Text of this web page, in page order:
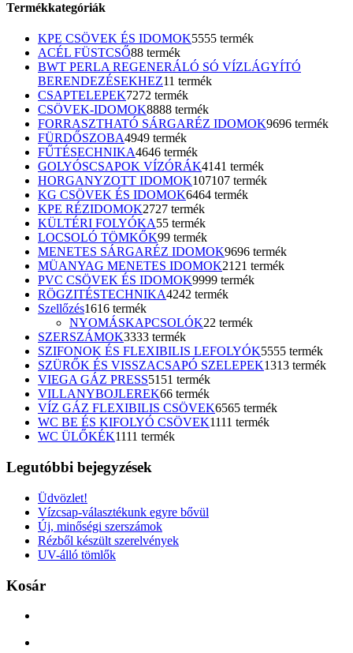
Termékkategóriák
KPE CSÖVEK ÉS IDOMOK5555 termék
ACÉL FÜSTCSŐ88 termék
BWT PERLA REGENERÁLÓ SÓ VÍZLÁGYÍTÓ
BERENDEZÉSEKHEZ11 termék
CSAPTELEPEK7272 termék
CSÖVEK-IDOMOK8888 termék
FORRASZTHATÓ SÁRGARÉZ IDOMOK9696 termék
FÜRDŐSZOBA4949 termék
FŰTÉSECHNIKA4646 termék
GOLYÓSCSAPOK VÍZÓRÁK4141 termék
HORGANYZOTT IDOMOK107107 termék
KG CSÖVEK ÉS IDOMOK6464 termék
KPE RÉZIDOMOK2727 termék
KÜLTÉRI FOLYÓKA55 termék
LOCSOLÓ TÖMKŐK99 termék
MENETES SÁRGARÉZ IDOMOK9696 termék
MÜANYAG MENETES IDOMOK2121 termék
PVC CSÖVEK ÉS IDOMOK9999 termék
RÖGZITÉSTECHNIKA4242 termék
Szellőzés1616 termék
NYOMÁSKAPCSOLÓK22 termék
SZERSZÁMOK3333 termék
SZIFONOK ÉS FLEXIBILIS LEFOLYÓK5555 termék
SZÜRŐK ÉS VISSZACSAPÓ SZELEPEK1313 termék
VIEGA GÁZ PRESS5151 termék
VILLANYBOJLEREK66 termék
VÍZ GÁZ FLEXIBILIS CSÖVEK6565 termék
WC BE ÉS KIFOLYÓ CSÖVEK1111 termék
WC ÜLŐKÉK1111 termék
Legutóbbi bejegyzések
Üdvözlet!
Vízcsap-választékunk egyre bővül
Új, minőségi szerszámok
Rézből készült szerelvények
UV-álló tömlők
Kosár